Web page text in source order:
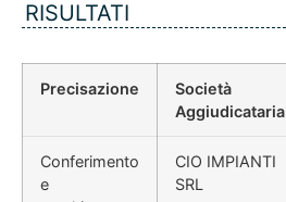
RISULTATI
Precisazione
Società
Aggiudicataria
Conferimento
e
CIO IMPIANTI
SRL